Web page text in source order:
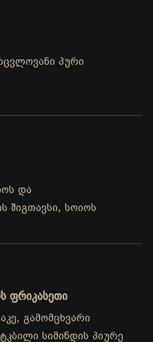
პური
და
შიგთავსი, სოიოს
ფრიკასეთი
გამომცხვარი
სიმინდის პიურე